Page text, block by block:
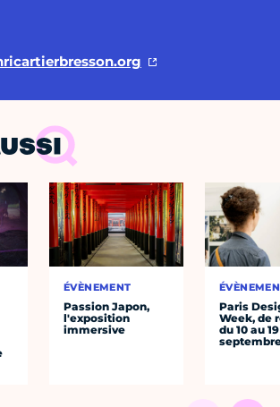
ÉVÈNEMENT
Passion Japon,
l'exposition
immersive
Paris
Week, de
du 10 au 19